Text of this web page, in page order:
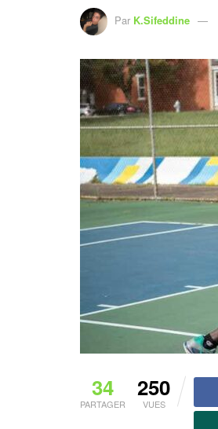
Par K.Sifeddine
34
PARTAGER
250
VUES